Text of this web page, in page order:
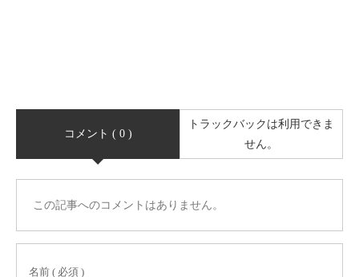
コメント ( 0 )
トラックバックは利用できま
せん。
この記事へのコメントはありません。
名前 ( 必須 )